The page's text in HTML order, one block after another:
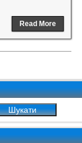
Read More